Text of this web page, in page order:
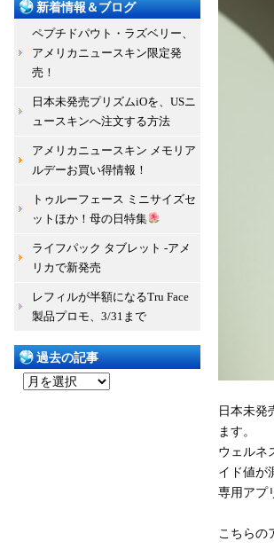
日本未発
ます。
ウェルネ
イド値が
専用アプ
こちらの
新着情報＆ブログ
ペプチドパウト・ラズベリー、
アメリカニュースキン限定発
売！
日本未発売プリズムiOを、USニ
ュースキンへ注文する方法
アメリカニュースキン メモリア
ルデーお買い得情報！
トゥルーフェース ミニサイズセ
ットほか！母の日特集
ライフパック タブレット -アメ
リカで新発売
レフィルが半額になるTru Face
製品プロモ、3/31まで
過去の記事